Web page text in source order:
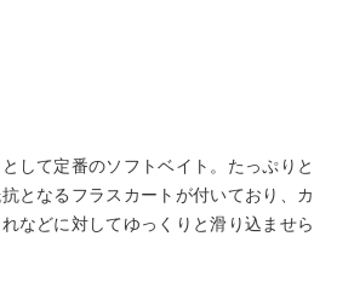
して定番のソフトベイト。たっぷりと
となるフラスカートが付いており、カ
などに対してゆっくりと滑り込ませら